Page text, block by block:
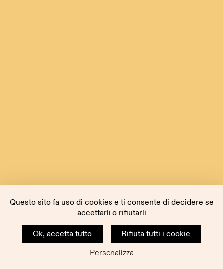
Questo sito fa uso di cookies e ti consente di decidere se
accettarli o rifiutarli
Ok, accetta tutto
Rifiuta tutti i cookie
Personalizza